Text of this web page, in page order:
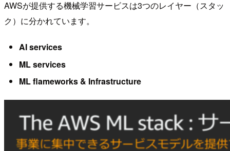
AWSが提供する機械学習サービスは3つのレイヤー（スタッ
ク）に分かれています。
AI services
ML services
ML flameworks & Infrastructure